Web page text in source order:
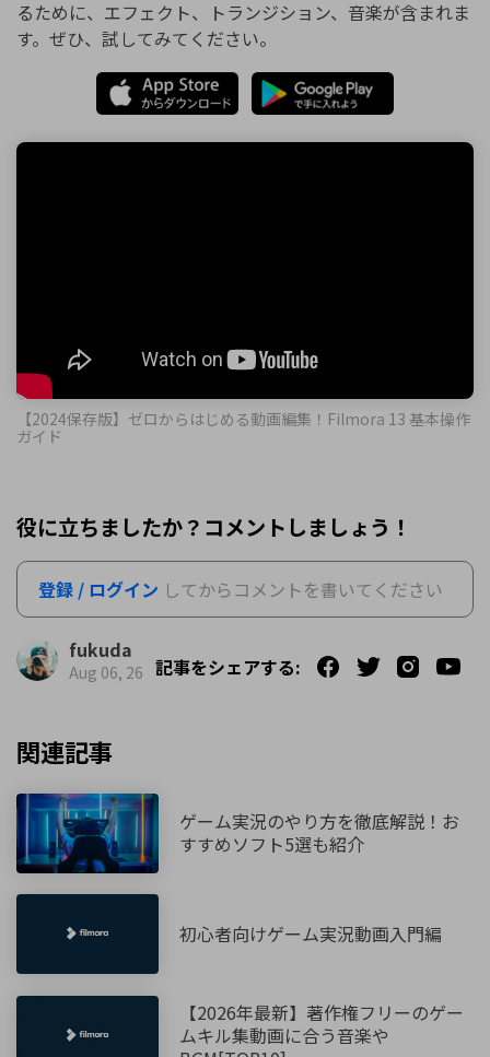
るために、エフェクト、トランジション、音楽が含まれま
す。ぜひ、試してみてください。
【2024保存版】ゼロからはじめる動画編集！Filmora 13 基本操作
ガイド
役に立ちましたか？コメントしましょう！
登録 / ログイン してからコメントを書いてください
fukuda
Aug 06, 26 記事をシェアする:
関連記事
ゲーム実況のやり方を徹底解説！お
すすめソフト5選も紹介
初心者向けゲーム実況動画入門編
【2026年最新】著作権フリーのゲー
ムキル集動画に合う音楽や